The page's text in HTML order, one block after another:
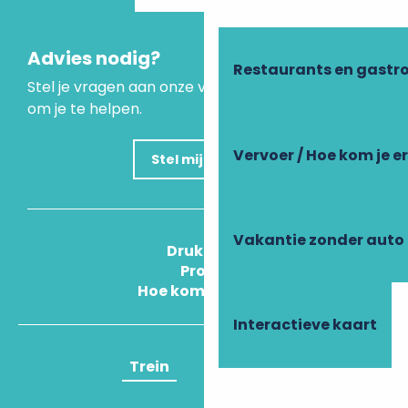
Restaurants en
Vervoer / Hoe kom je
Vakantie zonder auto
Interactieve kaart
Advies nodig?
Stel je vragen aan onze virtuele assistent, die er is
om je te helpen.
Stel mijn vraag
Druk Op
Pros
Hoe kom ik daar?
Trein Vliegtuig